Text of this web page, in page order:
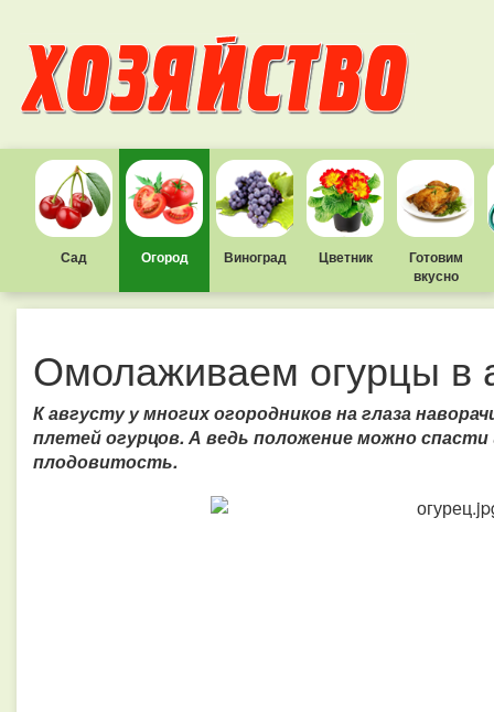
Сад Огород Виноград Цветник
Готовим
вкусно
Омолаживаем огурцы в
К августу у многих огородников на глаза
плетей огурцов. А ведь положение можно
плодовитость.